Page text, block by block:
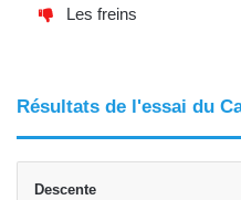
Les freins
Résultats de l'essai du
Descente